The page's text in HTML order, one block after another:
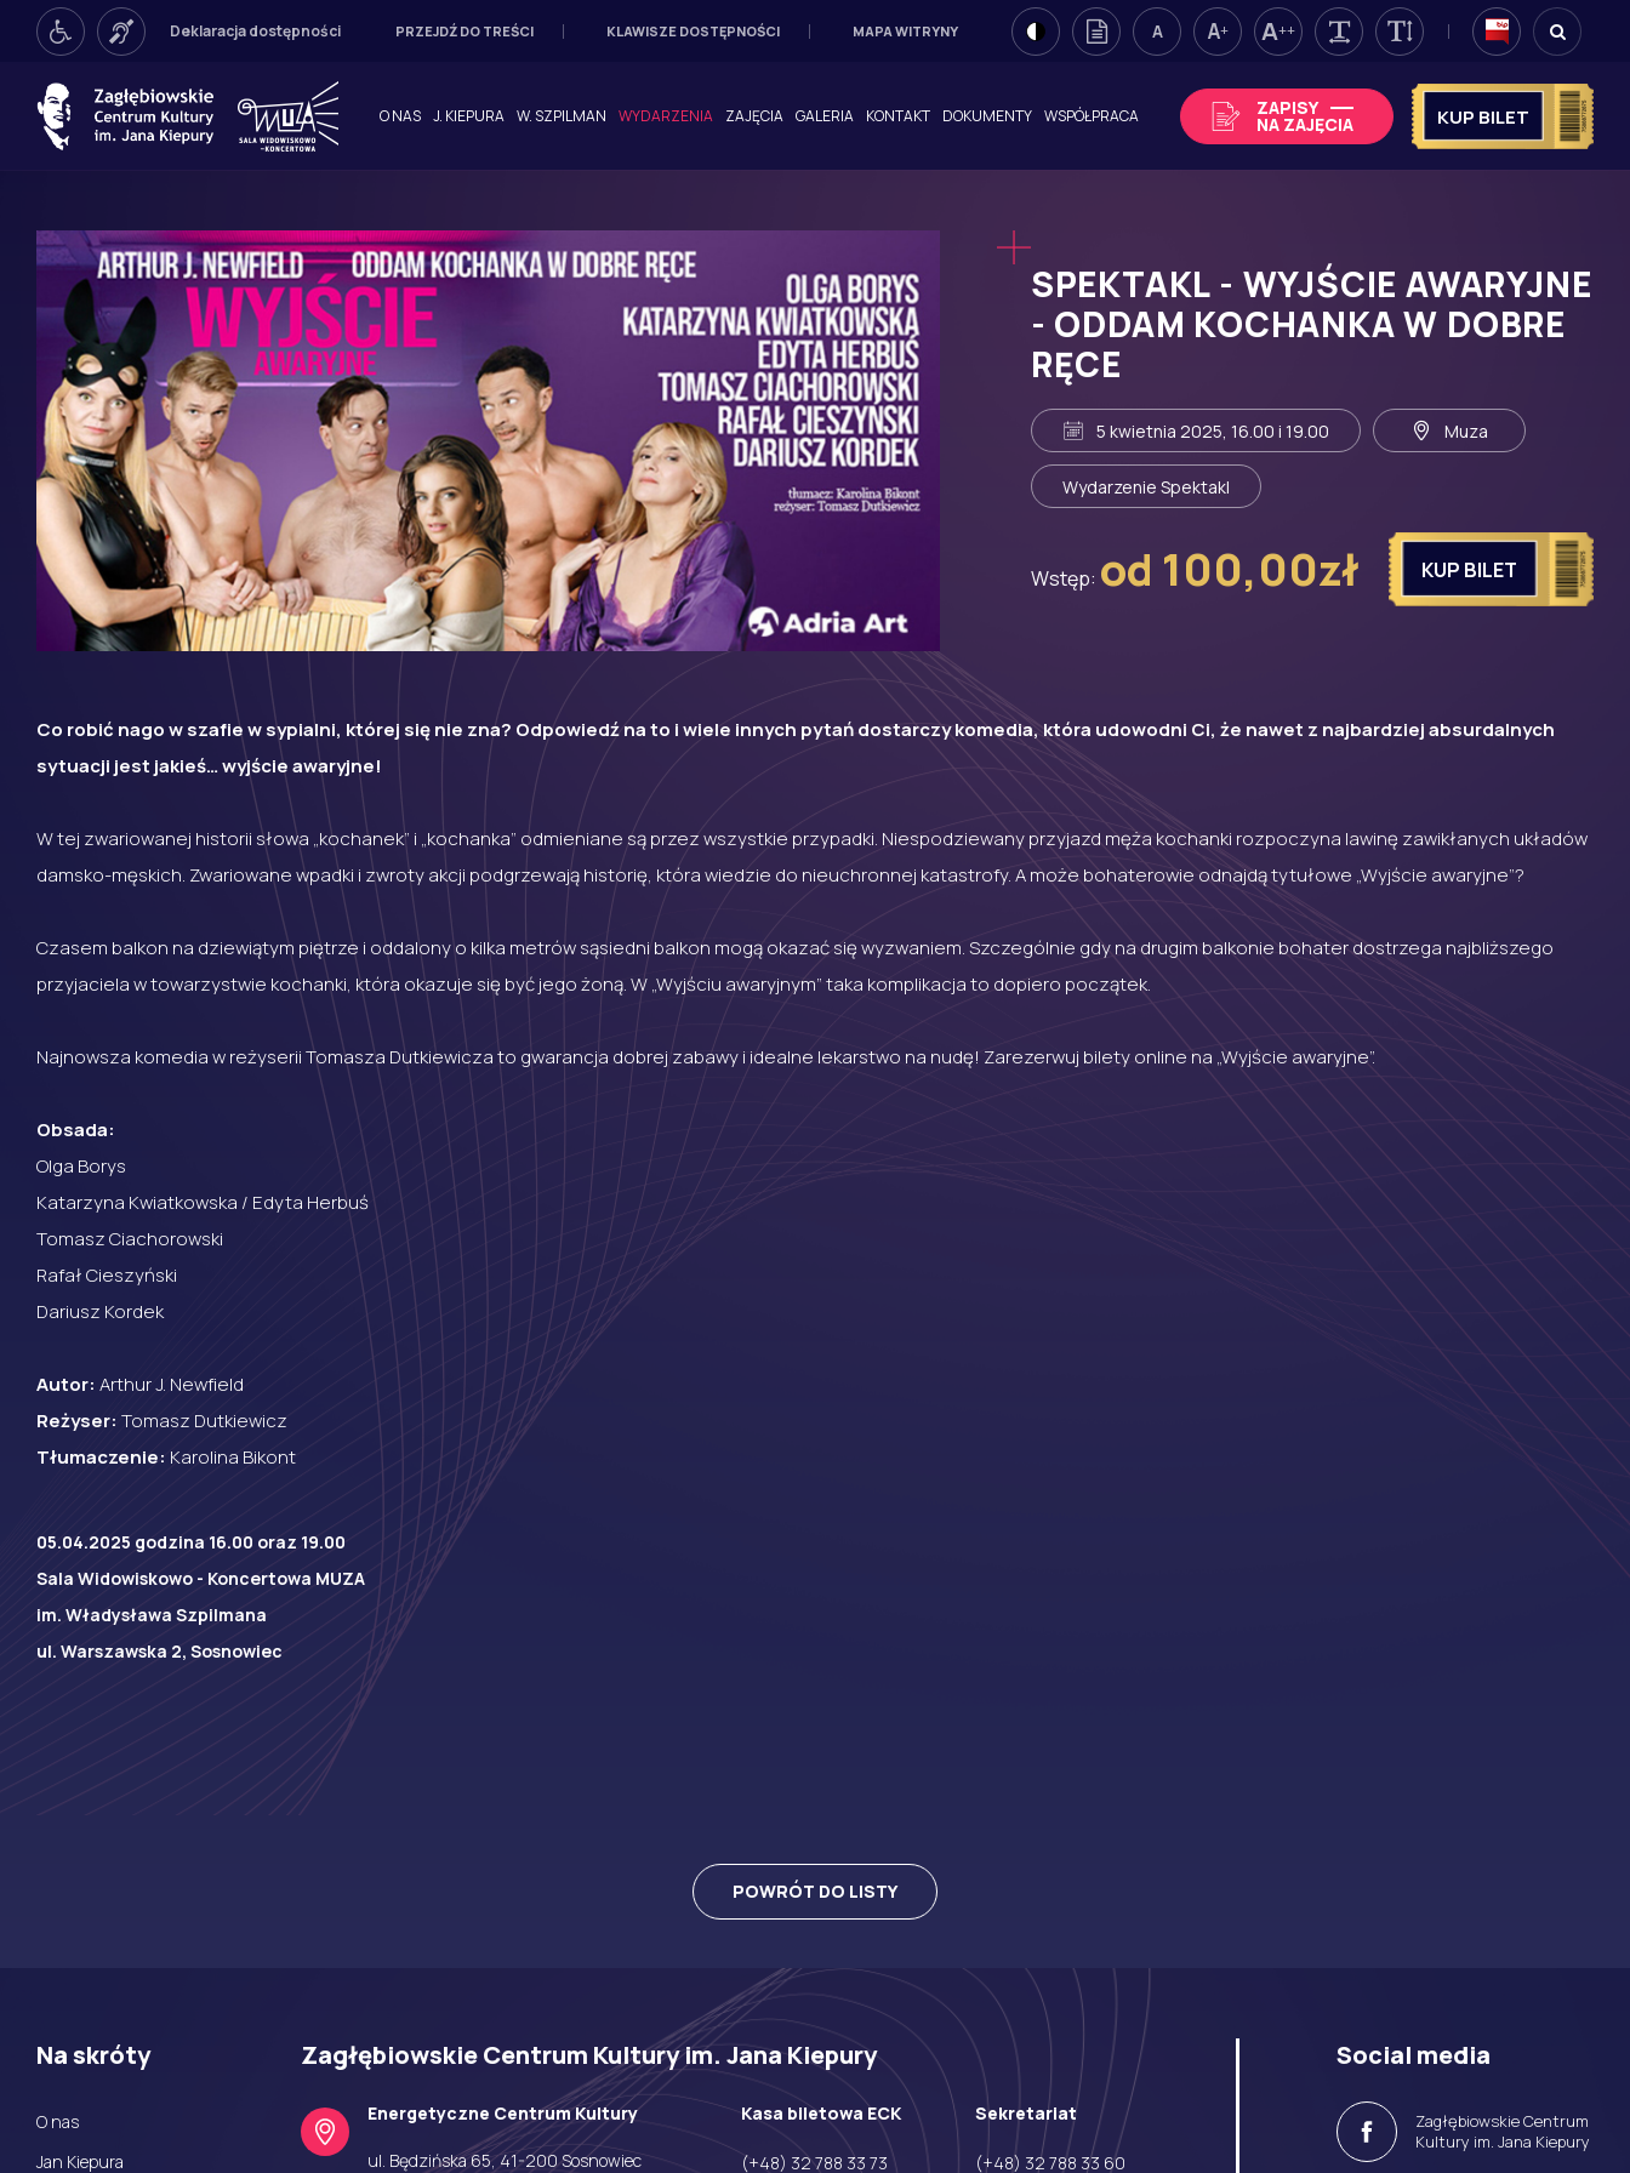
NIEPEŁNOSPRAWNI
NIEDOSŁYSZĄCY
Deklaracja dostępności PRZEJDŹ DO TREŚCI KLAWISZE DOSTĘPNOŚCI
Wersja tekstowa:
Wersja kontrastowa: ALT 4
5
MAPA WITRYNY KONTRASTWERSJA TEKSTOWA
AROZMIAR 1
A+
ROZMIAR 2
A++
ROZMIAR 3ODSTĘPYWYSOKOŚĆ LINII
O NAS J. KIEPURA W. SZPILMAN WYDARZENIA ZAJĘCIA GALERIA KONTAKT DOKUMENTY WSPÓŁPRACA ZAPISY
NA ZAJĘCIA KUP BILET
SPEKTAKL - WYJŚCIE AWARYJNE
- ODDAM KOCHANKA W DOBRE
RĘCE
5 kwietnia 2025, 16.00 i 19.00 Muza
Wydarzenie Spektakl
Wstęp: od 100,00zł KUP BILET
Co robić nago w szafie w sypialni, której się nie zna? Odpowiedź na to i wiele innych pytań dostarczy komedia, która udowodni Ci, że nawet z najbardziej absurdalnych
sytuacji jest jakieś… wyjście awaryjne!
W tej zwariowanej historii słowa „kochanek” i „kochanka” odmieniane są przez wszystkie przypadki. Niespodziewany przyjazd męża kochanki rozpoczyna lawinę zawikłanych układów
damsko-męskich. Zwariowane wpadki i zwroty akcji podgrzewają historię, która wiedzie do nieuchronnej katastrofy. A może bohaterowie odnajdą tytułowe „Wyjście awaryjne”?
Czasem balkon na dziewiątym piętrze i oddalony o kilka metrów sąsiedni balkon mogą okazać się wyzwaniem. Szczególnie gdy na drugim balkonie bohater dostrzega najbliższego
przyjaciela w towarzystwie kochanki, która okazuje się być jego żoną. W „Wyjściu awaryjnym” taka komplikacja to dopiero początek.
Najnowsza komedia w reżyserii Tomasza Dutkiewicza to gwarancja dobrej zabawy i idealne lekarstwo na nudę! Zarezerwuj bilety online na „Wyjście awaryjne”.
Obsada:
Olga Borys
Katarzyna Kwiatkowska / Edyta Herbuś
Tomasz Ciachorowski
Rafał Cieszyński
Dariusz Kordek
Autor: Arthur J. Newfield
Reżyser: Tomasz Dutkiewicz
Tłumaczenie: Karolina Bikont
05.04.2025 godzina 16.00 oraz 19.00
Sala Widowiskowo - Koncertowa MUZA
im. Władysława Szpilmana
ul. Warszawska 2, Sosnowiec
POWRÓT DO LISTY
Na skróty
O nas
Jan Kiepura
Zagłębiowskie Centrum Kultury im. Jana Kiepury
Energetyczne Centrum Kultury
ul. Będzińska 65, 41-200 Sosnowiec
Kasa biletowa ECK
(+48) 32 788 33 73
Sekretariat
(+48) 32 788 33 60
Social media
Facebook
Zagłębiowskie Centrum
Kultury im. Jana Kiepury